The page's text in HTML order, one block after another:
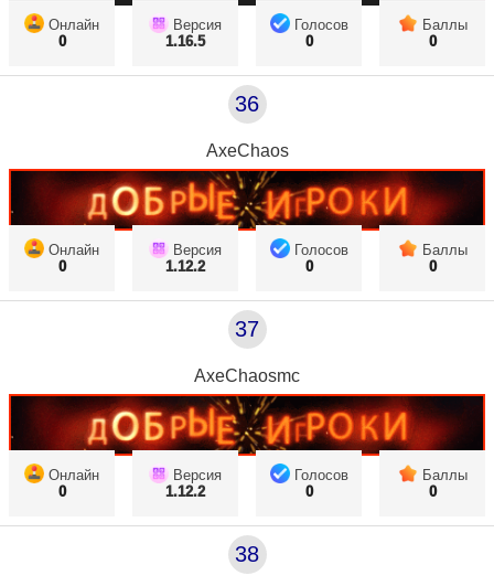
Онлайн
0
Версия
1.16.5
Голосов
0
Баллы
0
36
AxeChaos
Онлайн
0
Версия
1.12.2
Голосов
0
Баллы
0
37
AxeChaosmc
Онлайн
0
Версия
1.12.2
Голосов
0
Баллы
0
38